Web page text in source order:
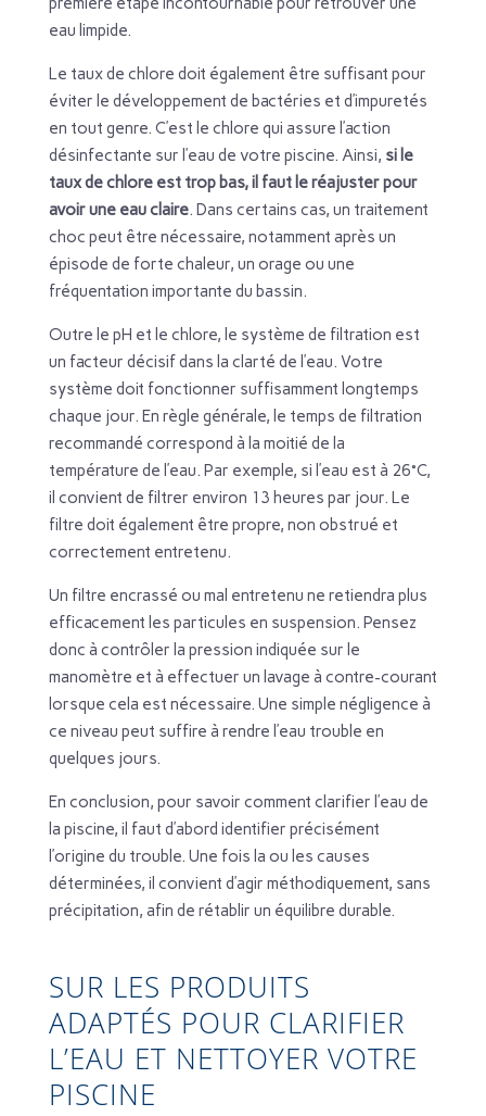
eau limpide.
Le taux de chlore doit également être suffisant pour
éviter le développement de bactéries et d’impuretés
en tout genre. C’est le chlore qui assure l’action
désinfectante sur l’eau de votre piscine. Ainsi, si le
taux de chlore est trop bas, il faut le réajuster pour
avoir une eau claire. Dans certains cas, un traitement
choc peut être nécessaire, notamment après un
épisode de forte chaleur, un orage ou une
fréquentation importante du bassin.
Outre le pH et le chlore, le système de filtration est
un facteur décisif dans la clarté de l’eau. Votre
système doit fonctionner suffisamment longtemps
chaque jour. En règle générale, le temps de filtration
recommandé correspond à la moitié de la
température de l’eau. Par exemple, si l’eau est à 26°C,
il convient de filtrer environ 13 heures par jour. Le
filtre doit également être propre, non obstrué et
correctement entretenu.
Un filtre encrassé ou mal entretenu ne retiendra plus
efficacement les particules en suspension. Pensez
donc à contrôler la pression indiquée sur le
manomètre et à effectuer un lavage à contre-courant
lorsque cela est nécessaire. Une simple négligence à
ce niveau peut suffire à rendre l’eau trouble en
quelques jours.
En conclusion, pour savoir comment clarifier l’eau de
la piscine, il faut d’abord identifier précisément
l’origine du trouble. Une fois la ou les causes
déterminées, il convient d’agir méthodiquement, sans
précipitation, afin de rétablir un équilibre durable.
SUR LES PRODUITS
ADAPTÉS POUR CLARIFIER
L’EAU ET NETTOYER VOTRE
PISCINE